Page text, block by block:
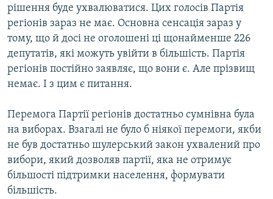
рішення буде ухвалюватися. Цих голосів Партія
регіонів зараз не має. Основна сенсація зараз у
тому, що й досі не оголошені ці щонайменше 226
депутатів, які можуть увійти в більшість. Партія
регіонів постійно заявляє, що вони є. Але прізвищ
немає. І з цим є питання.
Перемога Партії регіонів достатньо сумнівна була
на виборах. Взагалі не було б ніякої перемоги, якби
не був достатньо шулерський закон ухвалений про
вибори, який дозволяв партії, яка не отримує
більшості підтримки населення, формувати
більшість.